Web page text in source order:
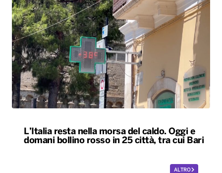
L’Italia resta nella morsa del caldo. Oggi e
domani bollino rosso in 25 città, tra cui Bari
ALTRO